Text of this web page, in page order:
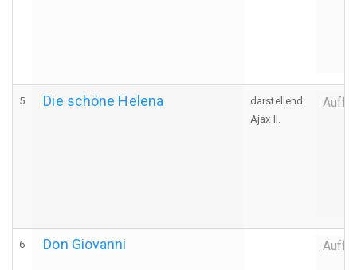
5 Die schöne Helena
darstellend
Ajax II.
6 Don Giovanni